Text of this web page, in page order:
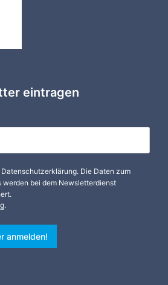
eintragen
Die Daten zum
werden bei dem Newsletterdienst
.
anmelden!